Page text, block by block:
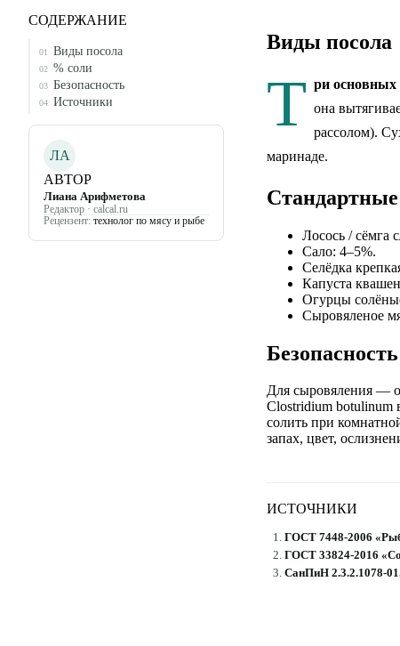
СОДЕРЖАНИЕ
01 Виды посола
02 % соли
03 Безопасность
04 Источники
ЛА
АВТОР
Лиана Арифметова
Редактор · calcal.ru
Рецензент: технолог по мясу и рыбе
Виды посола
Т ри основных
она
рассолом).
маринаде.
Лосось / сёмга
Сало: 4–5%.
Селёдка
Капуста
Огурцы
Сыровяленое
Безопасность
Для сыровяления —
Clostridium botulinum
солить при
запах, цвет,
ИСТОЧНИКИ
ГОСТ 7448-2006
ГОСТ 33824-2016
СанПиН 2.3.2.1078-01